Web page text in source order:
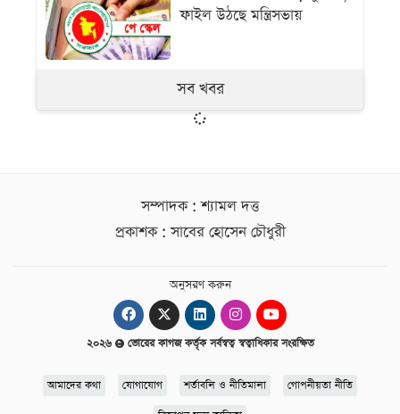
ফাইল উঠছে মন্ত্রিসভায়
সব খবর
সম্পাদক : শ্যামল দত্ত
প্রকাশক : সাবের হোসেন চৌধুরী
অনুসরণ করুন
২০২৬ ভোরের কাগজ কর্তৃক সর্বস্বত্ব স্বত্বাধিকার সংরক্ষিত
আমাদের কথা যোগাযোগ শর্তাবলি ও নীতিমালা গোপনীয়তা নীতি